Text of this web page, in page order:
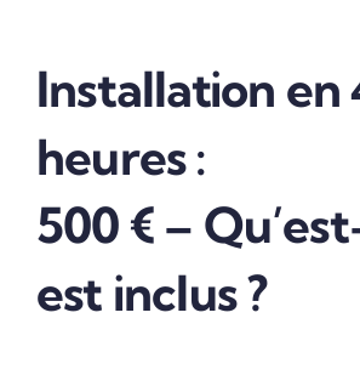
Installation en
heures :
500 € –
est inclus ?